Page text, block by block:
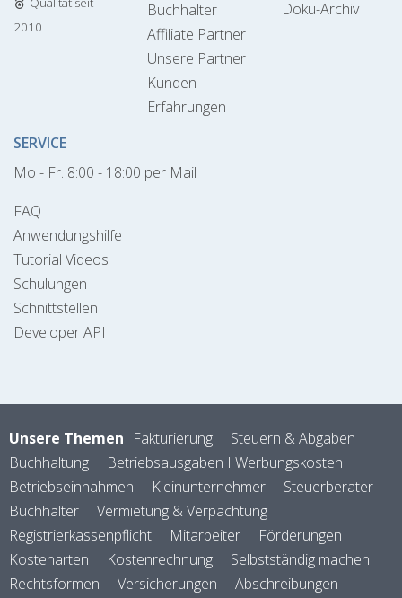
2010
Buchhalter
Affiliate Partner
Unsere Partner
Kunden
Erfahrungen
Doku-Archiv
SERVICE
Mo - Fr. 8:00 - 18:00 per Mail
FAQ
Anwendungshilfe
Tutorial Videos
Schulungen
Schnittstellen
Developer API
Unsere Themen Fakturierung
Steuern & Abgaben
Buchhaltung
Betriebsausgaben I Werbungskosten
Betriebseinnahmen
Kleinunternehmer
Steuerberater
Buchhalter
Vermietung & Verpachtung
Registrierkassenpflicht
Mitarbeiter
Förderungen
Kostenarten
Kostenrechnung
Selbstständig machen
Rechtsformen
Versicherungen Abschreibungen